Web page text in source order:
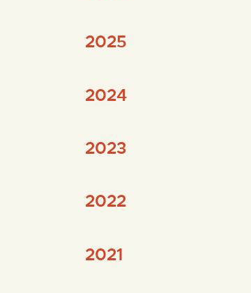
2025
2024
2023
2022
2021